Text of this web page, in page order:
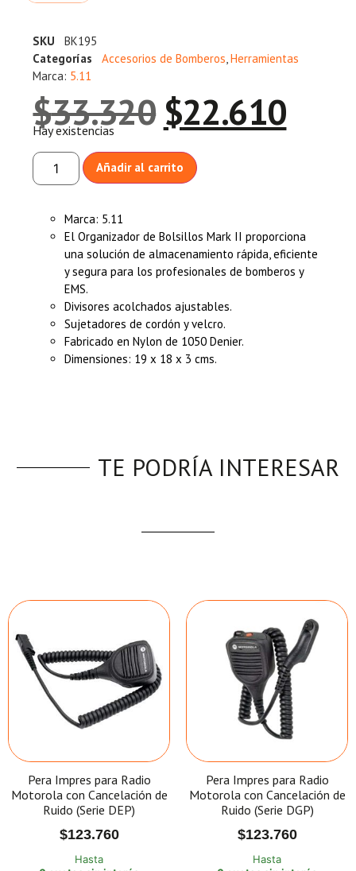
SKU
BK195
Categorías
Accesorios de Bomberos,Herramientas
Marca: 5.11
$33.320 $22.610
Hay existencias
Añadir al carrito
Marca: 5.11
El Organizador de Bolsillos Mark II proporciona
una solución de almacenamiento rápida, eficiente
y segura para los profesionales de bomberos y
EMS.
Divisores acolchados ajustables.
Sujetadores de cordón y velcro.
Fabricado en Nylon de 1050 Denier.
Dimensiones: 19 x 18 x 3 cms.
TE PODRÍA INTERESAR
Pera Impres para Radio
Motorola con Cancelación de
Ruido (Serie DEP)
$123.760
Hasta
Pera Impres para Radio
Motorola con Cancelación de
Ruido (Serie DGP)
$123.760
Hasta